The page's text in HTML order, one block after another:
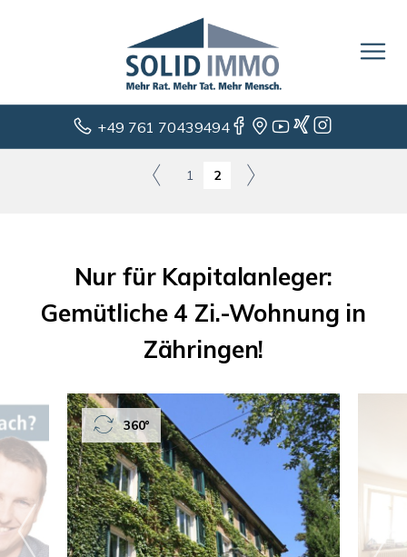
+49 761 70439494
1 2
Nur für Kapitalanleger:
Gemütliche 4 Zi.-Wohnung in
Zähringen!
360°